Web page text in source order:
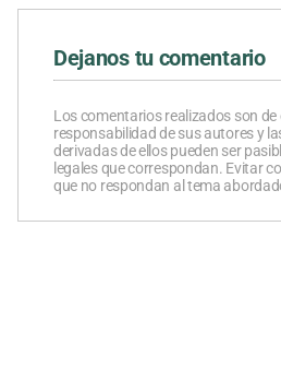
Dejanos tu comentario
Los comentarios realizados son de
responsabilidad de sus autores y
derivadas de ellos pueden ser
legales que correspondan. Evitar
que no respondan al tema